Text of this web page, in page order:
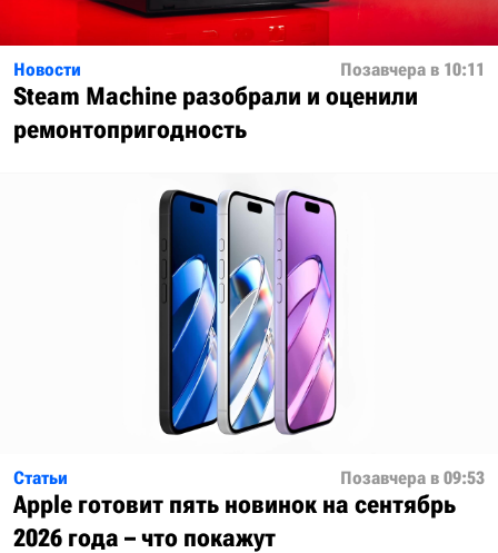
Новости Позавчера в 10:11
Steam Machine разобрали и оценили
ремонтопригодность
Статьи Позавчера в 09:53
Apple готовит пять новинок на сентябрь
2026 года – что покажут